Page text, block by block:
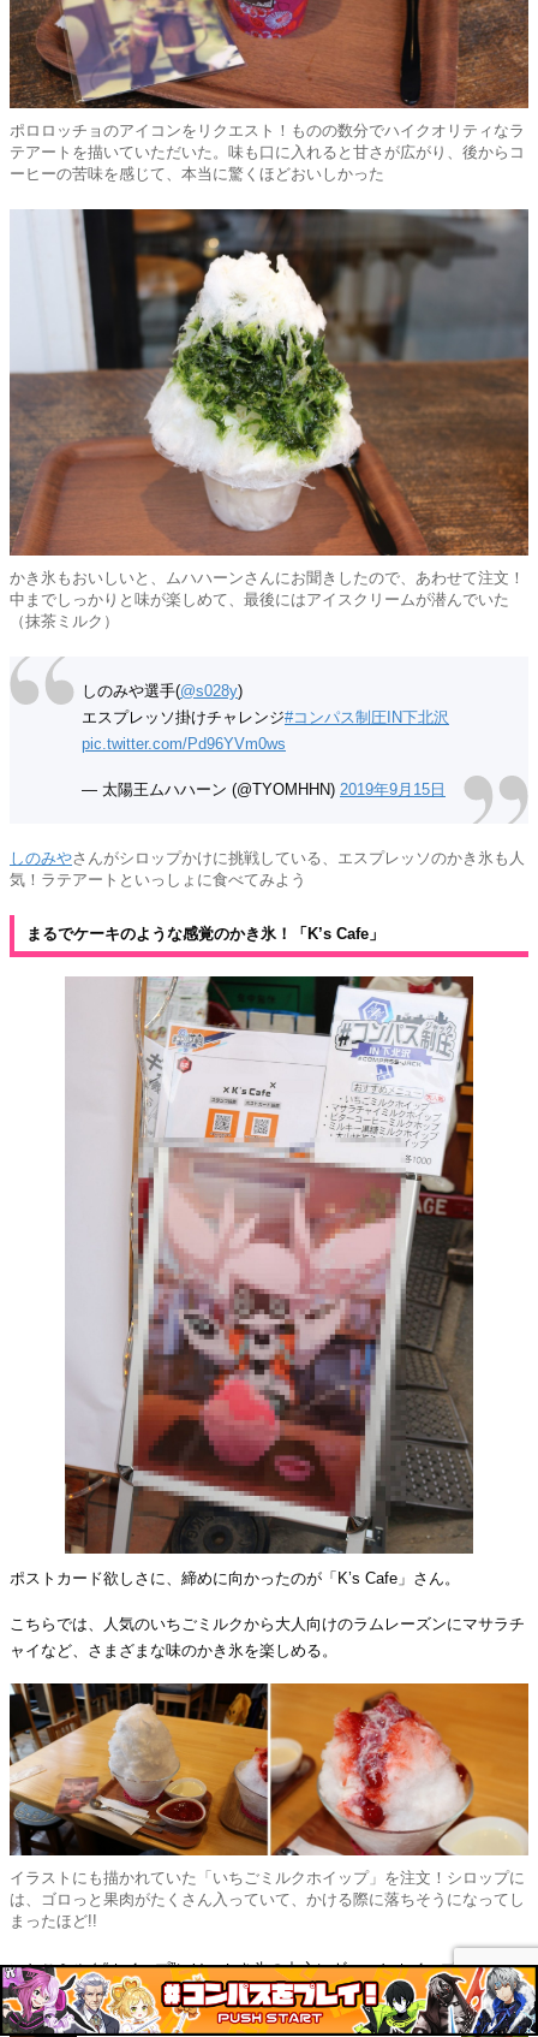
ポロロッチョのアイコンをリクエスト！ものの数分でハイクオリティなラ
テアートを描いていただいた。味も口に入れると甘さが広がり、後からコ
ーヒーの苦味を感じて、本当に驚くほどおいしかった
かき氷もおいしいと、ムハハーンさんにお聞きしたので、あわせて注文！
中までしっかりと味が楽しめて、最後にはアイスクリームが潜んでいた
（抹茶ミルク）
しのみや選手(@s028y)
エスプレッソ掛けチャレンジ#コンパス制圧IN下北沢
pic.twitter.com/Pd96YVm0ws
— 太陽王ムハハーン (@TYOMHHN) 2019年9月15日
しのみやさんがシロップかけに挑戦している、エスプレッソのかき氷も人
気！ラテアートといっしょに食べてみよう
まるでケーキのような感覚のかき氷！「K’s Cafe」
ポストカード欲しさに、締めに向かったのが「K’s Cafe」さん。
こちらでは、人気のいちごミルクから大人向けのラムレーズンにマサラチ
ャイなど、さまざまな味のかき氷を楽しめる。
イラストにも描かれていた「いちごミルクホイップ」を注文！シロップに
は、ゴロっと果肉がたくさん入っていて、かける際に落ちそうになってし
まったほど!!
いちごミルク“ホイップ”には、かき氷の中心にギュッとホイップクリーム
が入っていて、口当たりはショートケーキのようだった。